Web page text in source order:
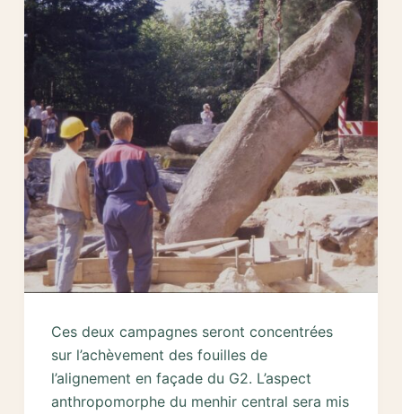
Avrillé
(Vendée)
Ces deux campagnes seront concentrées
sur l’achèvement des fouilles de
l’alignement en façade du G2. L’aspect
anthropomorphe du menhir central sera mis